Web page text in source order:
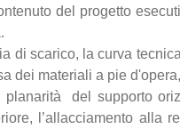
del progetto
di scarico, la curva
dei materiali a pie
del supporto
l’allacciamento alla